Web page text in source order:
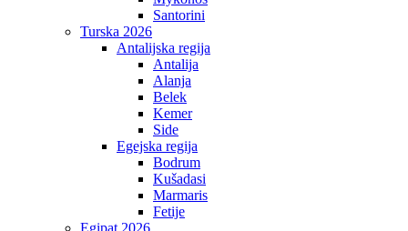
Santorini
Turska 2026
Antalijska regija
Antalija
Alanja
Belek
Kemer
Side
Egejska regija
Bodrum
Kušadasi
Marmaris
Fetije